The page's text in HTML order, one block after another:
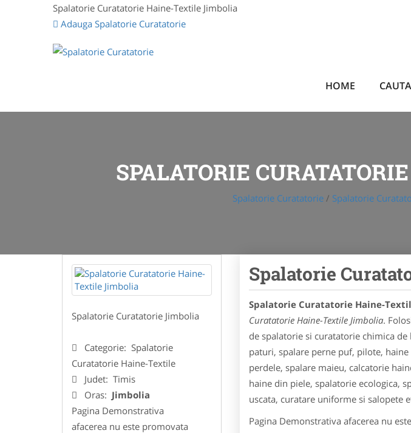
Spalatorie Curatatorie Haine-Textile Jimbolia
Adauga Spalatorie Curatatorie
HOME
SPALATORIE
Spalatorie Curatatorie / Spalatorie
Spalatorie Curatatorie Jimbolia
Categorie: Spalatorie
Curatatorie Haine-Textile
Judet: Timis
Oras: Jimbolia
Pagina Demonstrativa
afacerea nu este promovata
Spalatorie
Spalatorie Curatatorie Haine-
Curatatorie Haine-Textile Jimbolia.
de spalatorie si curatatorie chimica
paturi, spalare perne puf, pilote,
perdele, spalare maieu, calcatorie
haine din piele, spalatorie ecologica,
uscata, curatare uniforme si salopete
Pagina Demonstrativa afacerea nu